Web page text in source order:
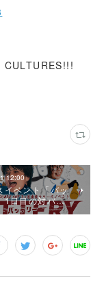
12:00
イベント「バッ
1日目の対バ…